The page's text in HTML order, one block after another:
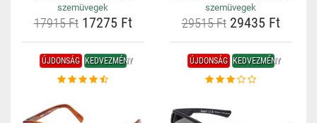
szemüvegek
17915 Ft17275 Ft
szemüvegek
29515 Ft29435 Ft
ÚJDONSÁG KEDVEZMÉNY ÚJDONSÁG KEDVEZMÉNY